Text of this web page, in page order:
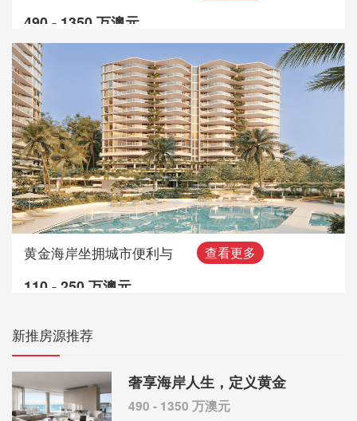
490 - 1350 万澳元
黄金海岸坐拥城市便利与
110 - 250 万澳元
查看更多
新推房源推荐
奢享海岸人生，定义黄金
490 - 1350 万澳元